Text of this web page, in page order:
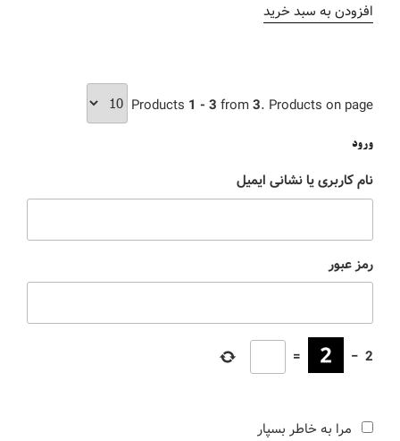
افزودن به سبد خرید
Products 1 - 3 from3. Products on page
ورود
نام کاربری یا نشانی ایمیل
رمز عبور
2
−
=
مرا به خاطر بسپار